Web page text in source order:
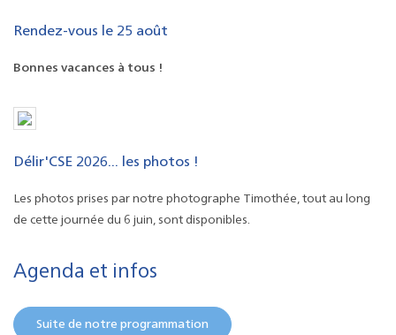
Rendez-vous le 25 août
Bonnes vacances à tous !
Délir'CSE 2026... les photos !
Les photos prises par notre photographe Timothée, tout au long
de cette journée du 6 juin, sont disponibles.
Agenda et infos
Suite de notre programmation